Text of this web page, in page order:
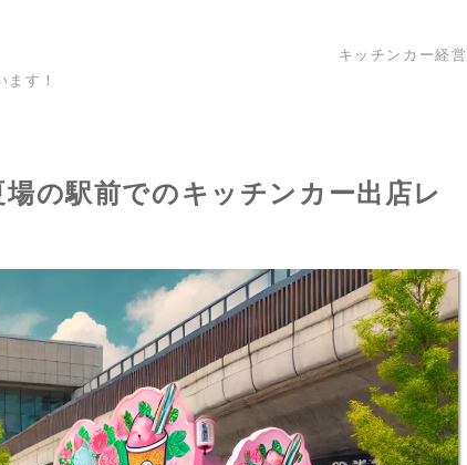
す！
キッチンカー経営
の駅前でのキッチンカー出店レ